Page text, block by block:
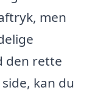
men
den rette
kan du